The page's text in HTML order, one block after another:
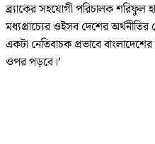
ব্র্যাকের সহযোগী পরিচালক শরিফুল
মধ্যপ্রাচ্যের ওইসব দেশের অর্থনীতির
একটা নেতিবাচক প্রভাবে
ওপর পড়বে।’